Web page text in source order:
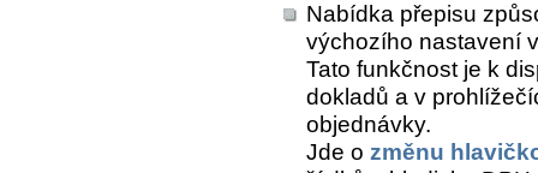
Nabídka přepisu
výchozího nastavení
Tato funkčnost je k
dokladů a v
objednávky.
Jde o změnu